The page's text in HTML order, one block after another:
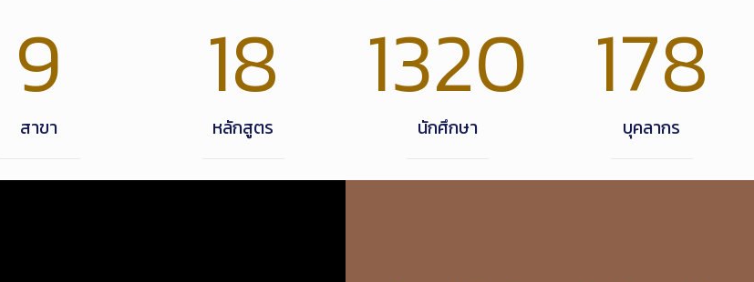
9
สาขา
18
หลักสูตร
1320
นักศึกษา
178
บุคลากร